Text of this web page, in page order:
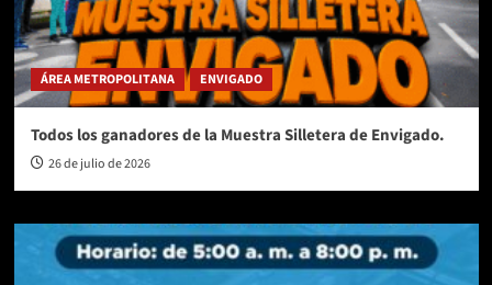
ÁREA METROPOLITANA ENVIGADO
Todos los ganadores de la Muestra Silletera de Envigado.
26 de julio de 2026